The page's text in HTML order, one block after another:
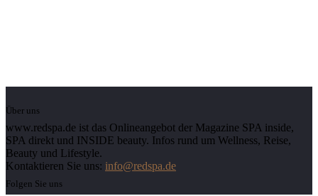
Über uns
www.redspa.de ist das Onlineangebot der Magazine SPA inside,
SPA direkt und INSIDE beauty. Infos rund um Wellness, Reise,
Beauty und Lifestyle.
Kontaktieren Sie uns: info@redspa.de
Folgen Sie uns